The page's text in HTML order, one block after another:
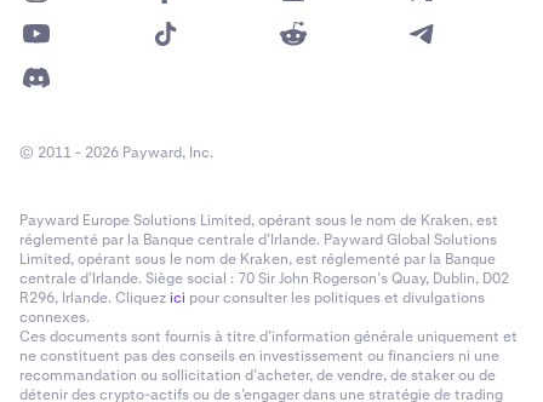
© 2011 - 2026 Payward, Inc.
Payward Europe Solutions Limited, opérant sous le nom de Kraken, est
réglementé par la Banque centrale d’Irlande. Payward Global Solutions
Limited, opérant sous le nom de Kraken, est réglementé par la Banque
centrale d’Irlande. Siège social : 70 Sir John Rogerson’s Quay, Dublin, D02
R296, Irlande. Cliquezici pour consulter les politiques et divulgations
connexes.
Ces documents sont fournis à titre d’information générale uniquement et
ne constituent pas des conseils en investissement ou financiers ni une
recommandation ou sollicitation d’acheter, de vendre, de staker ou de
détenir des crypto-actifs ou de s’engager dans une stratégie de trading